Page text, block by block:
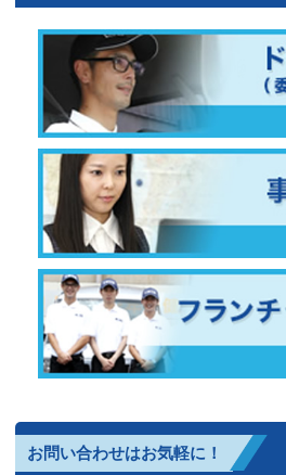
お問い合わせはお気軽に！